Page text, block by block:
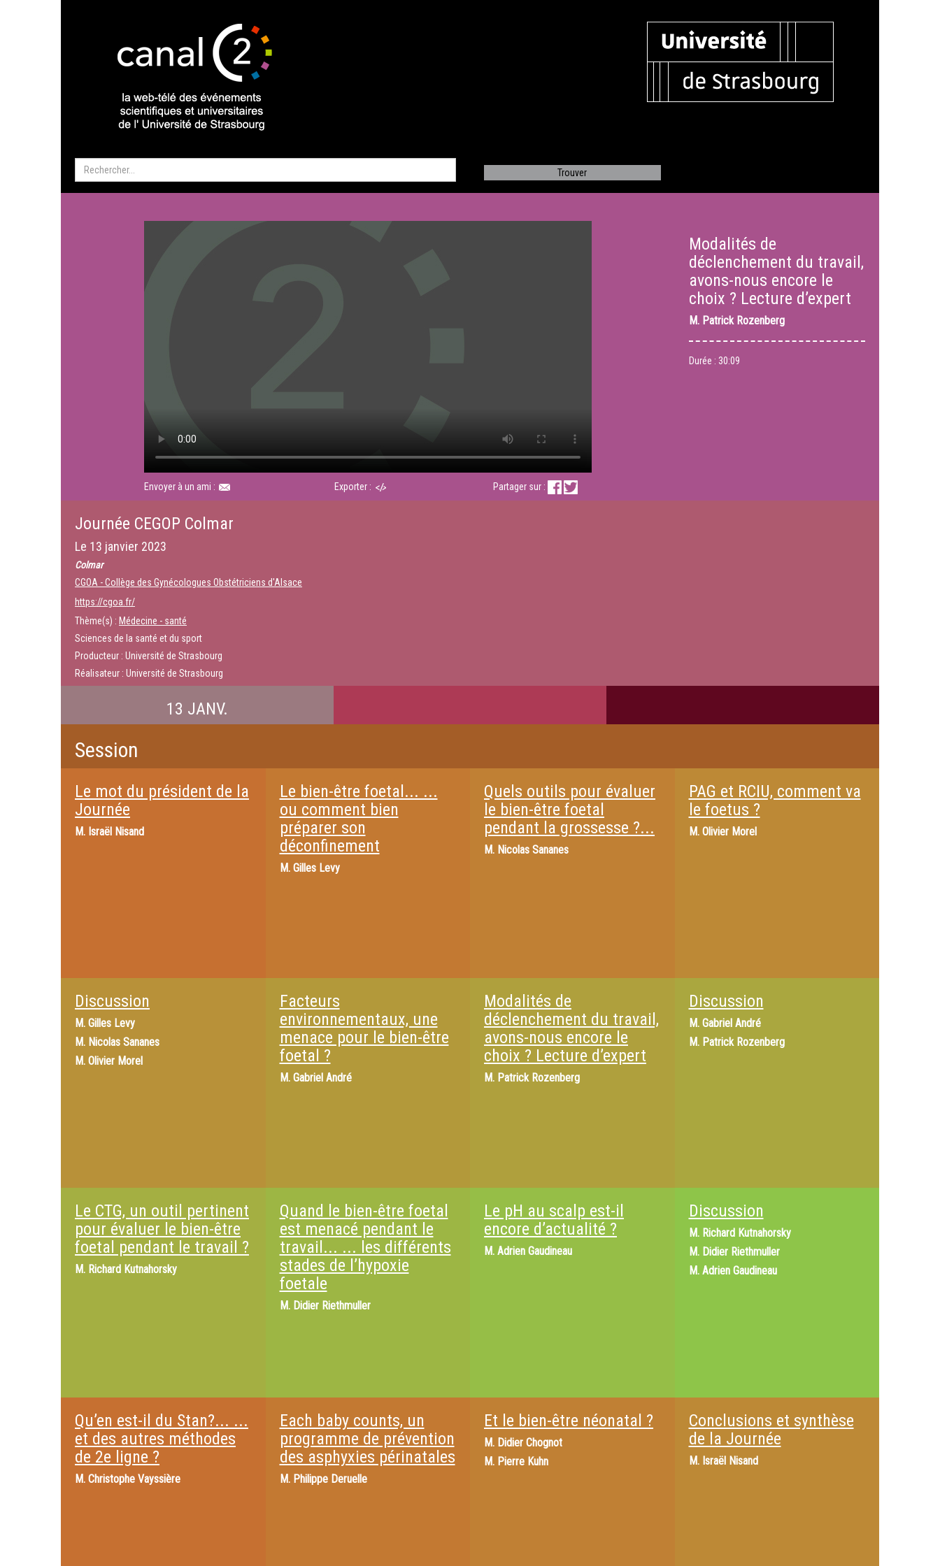
Envoyer à un ami : Exporter : Partager sur :
Modalités de
déclenchement du travail,
avons-nous encore le
choix ? Lecture d’expert
M. Patrick Rozenberg
Durée : 30:09
Journée CEGOP Colmar
Le 13 janvier 2023
Colmar
CGOA - Collège des Gynécologues Obstétriciens d'Alsace
https://cgoa.fr/
Thème(s) : Médecine - santé
Sciences de la santé et du sport
Producteur : Université de Strasbourg
Réalisateur : Université de Strasbourg
13 JANV.
Session
Le mot du président de la
Journée
M. Israël Nisand
Le bien-être foetal... ...
ou comment bien
préparer son
déconfinement
M. Gilles Levy
Quels outils pour évaluer
le bien-être foetal
pendant la grossesse ?...
M. Nicolas Sananes
PAG et RCIU, comment va
le foetus ?
M. Olivier Morel
Discussion
M. Gilles Levy
M. Nicolas Sananes
M. Olivier Morel
Facteurs
environnementaux, une
menace pour le bien-être
foetal ?
M. Gabriel André
Modalités de
déclenchement du travail,
avons-nous encore le
choix ? Lecture d’expert
M. Patrick Rozenberg
Discussion
M. Gabriel André
M. Patrick Rozenberg
Le CTG, un outil pertinent
pour évaluer le bien-être
foetal pendant le travail ?
M. Richard Kutnahorsky
Quand le bien-être foetal
est menacé pendant le
travail... ... les différents
stades de l’hypoxie
foetale
M. Didier Riethmuller
Le pH au scalp est-il
encore d’actualité ?
M. Adrien Gaudineau
Discussion
M. Richard Kutnahorsky
M. Didier Riethmuller
M. Adrien Gaudineau
Qu’en est-il du Stan?... ...
et des autres méthodes
de 2e ligne ?
M. Christophe Vayssière
Each baby counts, un
programme de prévention
des asphyxies périnatales
M. Philippe Deruelle
Et le bien-être néonatal ?
M. Didier Chognot
M. Pierre Kuhn
Conclusions et synthèse
de la Journée
M. Israël Nisand